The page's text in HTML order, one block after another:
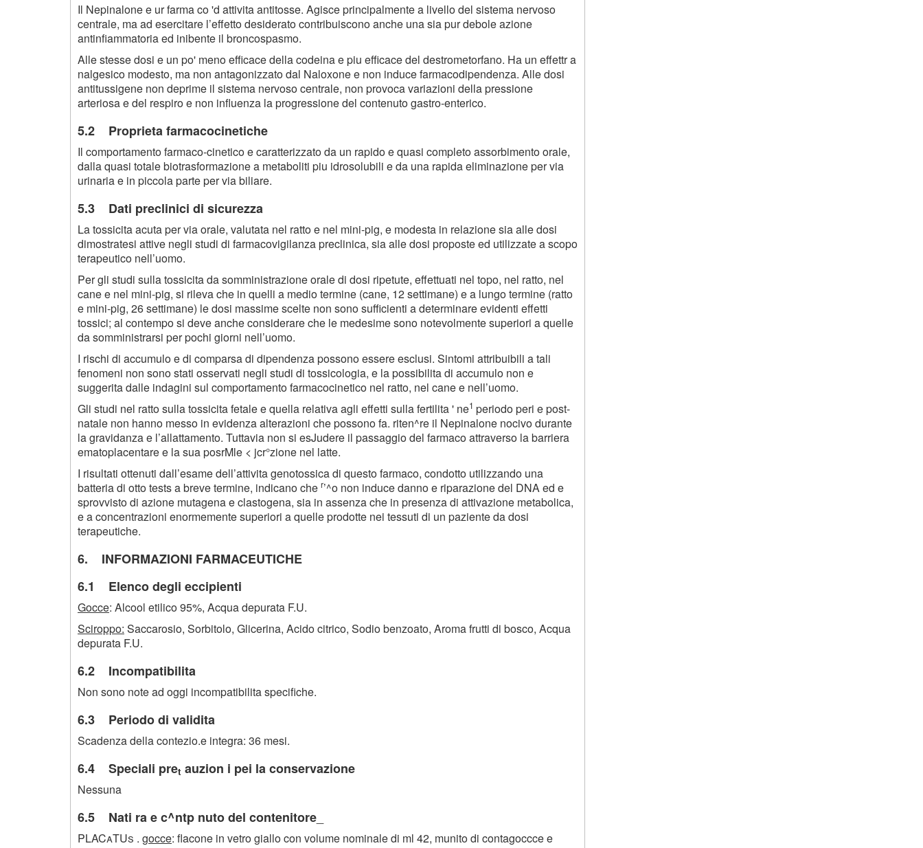
Il Nepinalone e ur farma co 'd attivita antitosse. Agisce principalmente a livello del sistema nervoso
centrale, ma ad esercitare l’effetto desiderato contribuiscono anche una sia pur debole azione
antinfiammatoria ed inibente il broncospasmo.
Alle stesse dosi e un po' meno efficace della codeina e piu efficace del destrometorfano. Ha un effettr a
nalgesico modesto, ma non antagonizzato dal Naloxone e non induce farmacodipendenza. Alle dosi
antitussigene non deprime il sistema nervoso centrale, non provoca variazioni della pressione
arteriosa e del respiro e non influenza la progressione del contenuto gastro-enterico.
5.2 Proprieta farmacocinetiche
Il comportamento farmaco-cinetico e caratterizzato da un rapido e quasi completo assorbimento orale,
dalla quasi totale biotrasformazione a metaboliti piu idrosolubili e da una rapida eliminazione per via
urinaria e in piccola parte per via biliare.
5.3 Dati preclinici di sicurezza
La tossicita acuta per via orale, valutata nel ratto e nel mini-pig, e modesta in relazione sia alle dosi
dimostratesi attive negli studi di farmacovigilanza preclinica, sia alle dosi proposte ed utilizzate a scopo
terapeutico nell’uomo.
Per gli studi sulla tossicita da somministrazione orale di dosi ripetute, effettuati nel topo, nel ratto, nel
cane e nel mini-pig, si rileva che in quelli a medio termine (cane, 12 settimane) e a lungo termine (ratto
e mini-pig, 26 settimane) le dosi massime scelte non sono sufficienti a determinare evidenti effetti
tossici; al contempo si deve anche considerare che le medesime sono notevolmente superiori a quelle
da somministrarsi per pochi giorni nell’uomo.
I rischi di accumulo e di comparsa di dipendenza possono essere esclusi. Sintomi attribuibili a tali
fenomeni non sono stati osservati negli studi di tossicologia, e la possibilita di accumulo non e
suggerita dalle indagini sul comportamento farmacocinetico nel ratto, nel cane e nell’uomo.
Gli studi nel ratto sulla tossicita fetale e quella relativa agli effetti sulla fertilita ' ne1 periodo peri e post-
natale non hanno messo in evidenza alterazioni che possono fa. riten^re il Nepinalone nocivo durante
la gravidanza e l’allattamento. Tuttavia non si esJudere il passaggio del farmaco attraverso la barriera
ematoplacentare e la sua posrMle < jcr°zione nel latte.
I risultati ottenuti dall’esame dell’attivita genotossica di questo farmaco, condotto utilizzando una
batteria di otto tests a breve termine, indicano che r’^o non induce danno e riparazione del DNA ed e
sprovvisto di azione mutagena e clastogena, sia in assenza che in presenza di attivazione metabolica,
e a concentrazioni enormemente superiori a quelle prodotte nei tessuti di un paziente da dosi
terapeutiche.
6. INFORMAZIONI FARMACEUTICHE
6.1 Elenco degli eccipienti
Gocce: Alcool etilico 95%, Acqua depurata F.U.
Sciroppo: Saccarosio, Sorbitolo, Glicerina, Acido citrico, Sodio benzoato, Aroma frutti di bosco, Acqua
depurata F.U.
6.2 Incompatibilita
Non sono note ad oggi incompatibilita specifiche.
6.3 Periodo di validita
Scadenza della contezio.e integra: 36 mesi.
6.4 Speciali pret auzion i pei la conservazione
Nessuna
6.5 Nati ra e c^ntp nuto del contenitore
PLACaTUs . gocce: flacone in vetro giallo con volume nominale di ml 42, munito di contagoccce e